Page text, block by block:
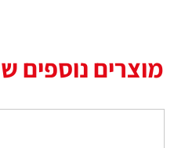
מוצרים נוספים